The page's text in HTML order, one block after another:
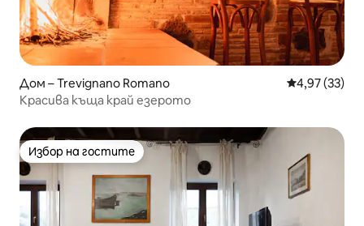
Дом – Trevignano Romano Средна
4,97 (33)
Красива къща край езерото
Избор на гостите
Избор на гостите